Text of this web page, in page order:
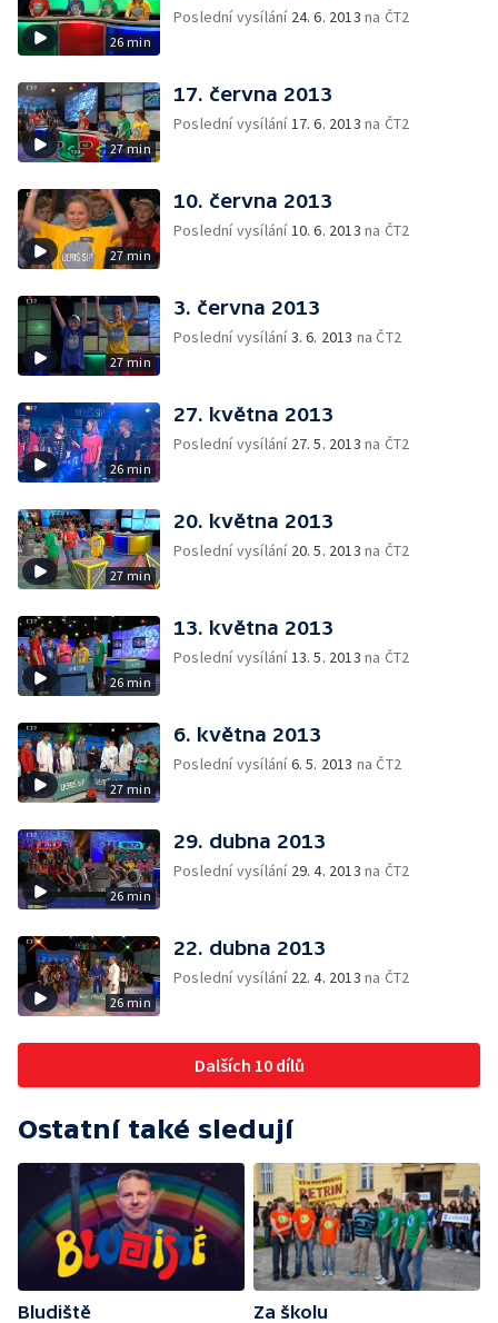
26 min
Poslední vysílání 24. 6. 2013 na ČT2
27 min
17. června 2013
Poslední vysílání17. 6. 2013 na ČT2
27 min
10. června 2013
Poslední vysílání10. 6. 2013 na ČT2
27 min
3. června 2013
Poslední vysílání3. 6. 2013 na ČT2
26 min
27. května 2013
Poslední vysílání 27. 5. 2013 na ČT2
27 min
20. května 2013
Poslední vysílání 20. 5. 2013 na ČT2
26 min
13. května 2013
Poslední vysílání13. 5. 2013 na ČT2
27 min
6. května 2013
Poslední vysílání6. 5. 2013 na ČT2
26 min
29. dubna 2013
Poslední vysílání 29. 4. 2013 na ČT2
26 min
22. dubna 2013
Poslední vysílání 22. 4. 2013 na ČT2
Dalších 10 dílů
Ostatní také sledují
Bludiště
Za školu